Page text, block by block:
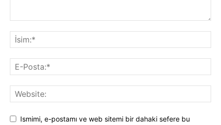
Ismimi, e-postamı ve web sitemi bir dahaki sefere bu